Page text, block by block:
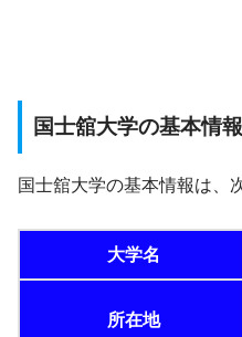
国士舘大学の基本情報
国士舘大学の基本情報は、
大学名
所在地